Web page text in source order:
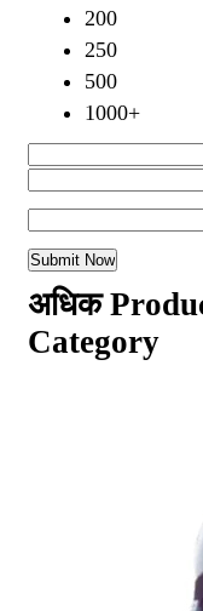
200
250
500
1000+
अधिक
Category